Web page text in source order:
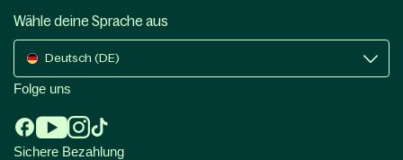
Wähle deine Sprache aus
Deutsch (DE)
Folge uns
Sichere Bezahlung